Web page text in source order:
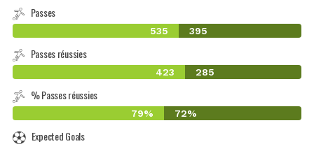
Passes
535 395
Passes réussies
423 285
% Passes réussies
79% 72%
Expected Goals